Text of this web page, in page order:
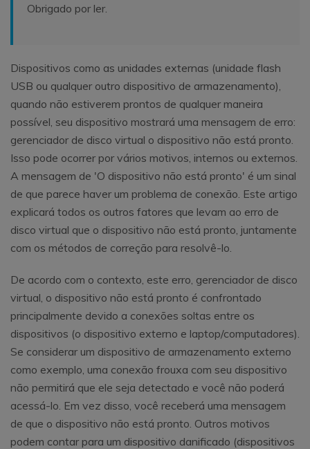
Obrigado por ler.
Dispositivos como as unidades externas (unidade flash
USB ou qualquer outro dispositivo de armazenamento),
quando não estiverem prontos de qualquer maneira
possível, seu dispositivo mostrará uma mensagem de erro:
gerenciador de disco virtual o dispositivo não está pronto.
Isso pode ocorrer por vários motivos, internos ou externos.
A mensagem de 'O dispositivo não está pronto' é um sinal
de que parece haver um problema de conexão. Este artigo
explicará todos os outros fatores ​​que levam ao erro de
disco virtual que o dispositivo não está pronto, juntamente
com os métodos de correção para resolvê-lo.
De acordo com o contexto, este erro, gerenciador de disco
virtual, o dispositivo não está pronto é confrontado
principalmente devido a conexões soltas entre os
dispositivos (o dispositivo externo e laptop/computadores).
Se considerar um dispositivo de armazenamento externo
como exemplo, uma conexão frouxa com seu dispositivo
não permitirá que ele seja detectado e você não poderá
acessá-lo. Em vez disso, você receberá uma mensagem
de que o dispositivo não está pronto. Outros motivos
podem contar para um dispositivo danificado (dispositivos